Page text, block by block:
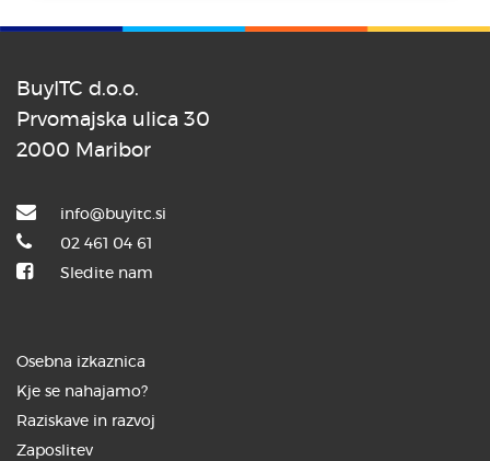
BuyITC d.o.o.
Prvomajska ulica 30
2000 Maribor
info@buyitc.si
02 461 04 61
Sledite nam
Osebna izkaznica
Kje se nahajamo?
Raziskave in razvoj
Zaposlitev